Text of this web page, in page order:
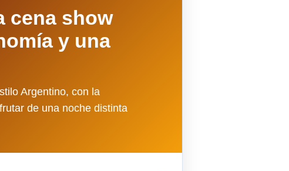
cena show
y una
Argentino, con la
de una noche distinta